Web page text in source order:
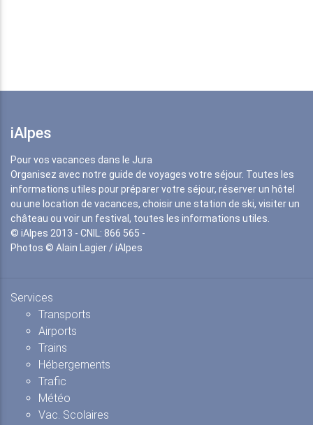
iAlpes
Pour vos vacances dans le Jura
Organisez avec notre guide de voyages votre séjour. Toutes les
informations utiles pour préparer votre séjour, réserver un hôtel
ou une location de vacances, choisir une station de ski, visiter un
château ou voir un festival, toutes les informations utiles.
© iAlpes 2013 - CNIL: 866 565 -
Photos © Alain Lagier / iAlpes
Services
Transports
Airports
Trains
Hébergements
Trafic
Météo
Vac. Scolaires